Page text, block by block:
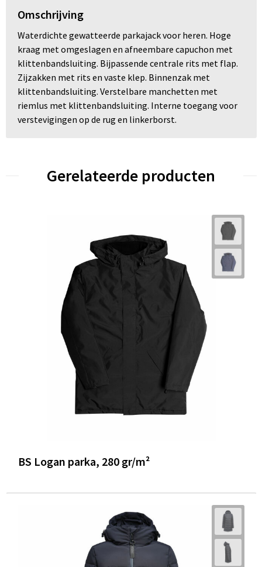
Omschrijving
Waterdichte gewatteerde parkajack voor heren. Hoge
kraag met omgeslagen en afneembare capuchon met
klittenbandsluiting. Bijpassende centrale rits met flap.
Zijzakken met rits en vaste klep. Binnenzak met
klittenbandsluiting. Verstelbare manchetten met
riemlus met klittenbandsluiting. Interne toegang voor
verstevigingen op de rug en linkerborst.
Gerelateerde producten
BS Logan parka, 280 gr/m²